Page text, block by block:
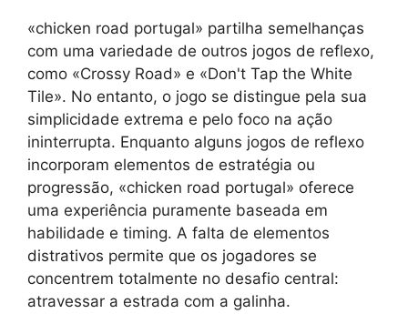
«chicken road portugal» partilha semelhanças
com uma variedade de outros jogos de reflexo,
como «Crossy Road» e «Don't Tap the White
Tile». No entanto, o jogo se distingue pela sua
simplicidade extrema e pelo foco na ação
ininterrupta. Enquanto alguns jogos de reflexo
incorporam elementos de estratégia ou
progressão, «chicken road portugal» oferece
uma experiência puramente baseada em
habilidade e timing. A falta de elementos
distrativos permite que os jogadores se
concentrem totalmente no desafio central:
atravessar a estrada com a galinha.